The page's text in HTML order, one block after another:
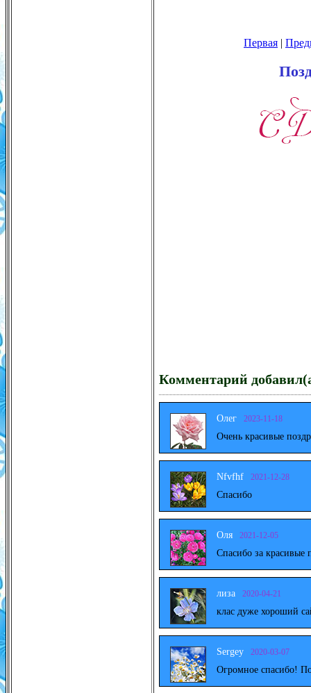
Первая |
Комментарий
Олег 2023-11-18
Очень красивые
Nfvfhf 2021-12-28
Спасибо
Оля 2021-12-05
Спасибо за красивые
лиза 2020-04-21
клас дуже хороший
Sergey 2020-03-07
Огромное спасибо!